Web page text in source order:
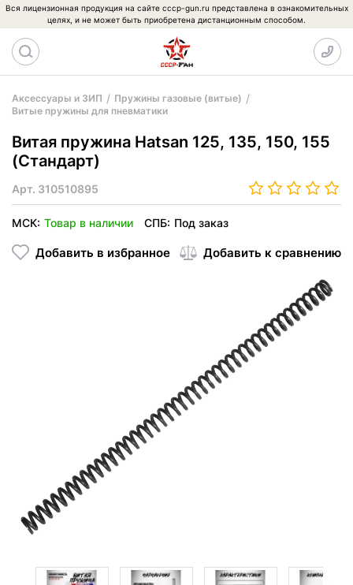
Вся лицензионная продукция на сайте cccp-gun.ru представлена в ознакомительных
целях, и не может быть приобретена дистанционным способом.
Аксессуары и ЗИП
Пружины газовые (витые)
Витые пружины для пневматики
Витая пружина Hatsan 125, 135, 150, 155
(Стандарт)
Арт. 310510895
МСК: Товар в наличии СПБ: Под заказ
Добавить в избранное Добавить к сравнению